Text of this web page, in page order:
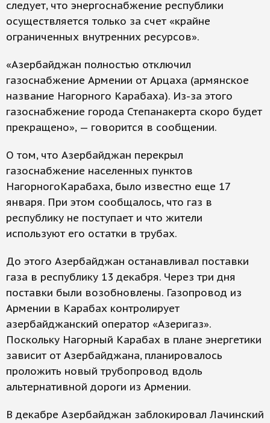
следует, что энергоснабжение республики
осуществляется только за счет «крайне
ограниченных внутренних ресурсов».
«Азербайджан полностью отключил
газоснабжение Армении от Арцаха (армянское
название Нагорного Карабаха). Из-за этого
газоснабжение города Степанакерта скоро будет
прекращено», — говорится в сообщении.
О том, что Азербайджан перекрыл
газоснабжение населенных пунктов
НагорногоКарабаха, было известно еще 17
января. При этом сообщалось, что газ в
республику не поступает и что жители
используют его остатки в трубах.
До этого Азербайджан останавливал поставки
газа в республику 13 декабря. Через три дня
поставки были возобновлены. Газопровод из
Армении в Карабах контролирует
азербайджанский оператор «Азеригаз».
Поскольку Нагорный Карабах в плане энергетики
зависит от Азербайджана, планировалось
проложить новый трубопровод вдоль
альтернативной дороги из Армении.
В декабре Азербайджан заблокировал Лачинский